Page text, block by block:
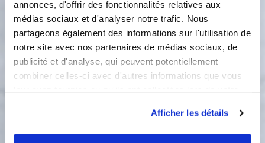
annonces, d'offrir des fonctionnalités relatives aux
médias sociaux et d'analyser notre trafic. Nous
partageons également des informations sur l'utilisation de
notre site avec nos partenaires de médias sociaux, de
publicité et d'analyse, qui peuvent potentiellement
combiner celles-ci avec d'autres informations que vous
Afficher les détails
7
2
Oter le panier inox, râcler
éventuellement les bords. Ajouter
l'huile d'olive et programmer 3
3min